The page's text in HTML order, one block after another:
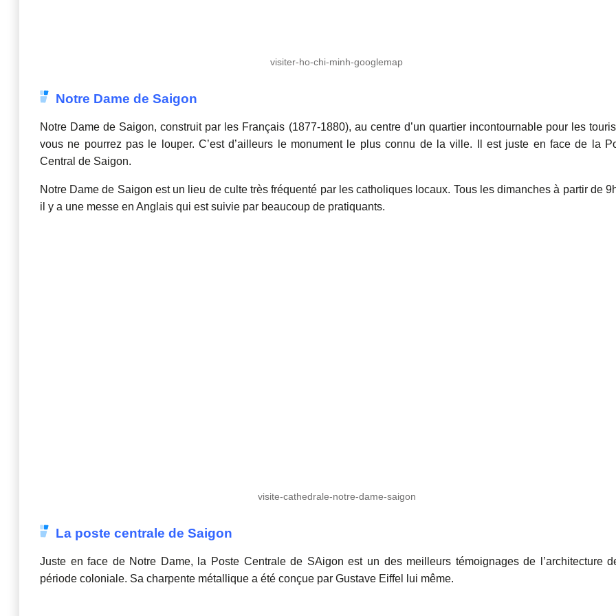
visiter-ho-chi-minh-googlemap
Notre Dame de Saigon
Notre Dame de Saigon, construit par les Français (1877-1880), au centre d’un quartier incontournable pour les
vous ne pourrez pas le louper. C’est d’ailleurs le monument le plus connu de la ville. Il est juste en face de la
Central de Saigon.
Notre Dame de Saigon est un lieu de culte très fréquenté par les catholiques locaux. Tous les dimanches à partir de
il y a une messe en Anglais qui est suivie par beaucoup de pratiquants.
visite-cathedrale-notre-dame-saigon
La poste centrale de Saigon
Juste en face de Notre Dame, la Poste Centrale de SAigon est un des meilleurs témoignages de l’architecture
période coloniale. Sa charpente métallique a été conçue par Gustave Eiffel lui même.